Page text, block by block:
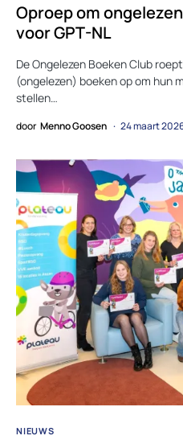
Oproep om
voor GPT-NL
De Ongelezen Boeken Club
(ongelezen) boeken op om hun
stellen…
door Menno Goosen 24 maart
NIEUWS